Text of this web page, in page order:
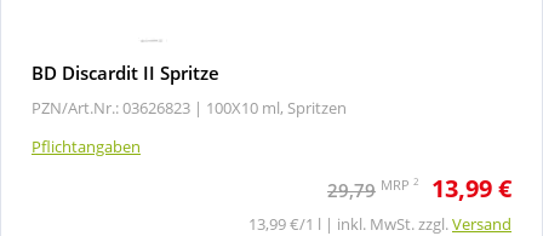
BD Discardit II Spritze
PZN/Art.Nr.: 03626823 | 100X10 ml, Spritzen
Pflichtangaben
29,79 MRP 2 13,99 €
13,99 €/1 l | inkl. MwSt. zzgl.Versand